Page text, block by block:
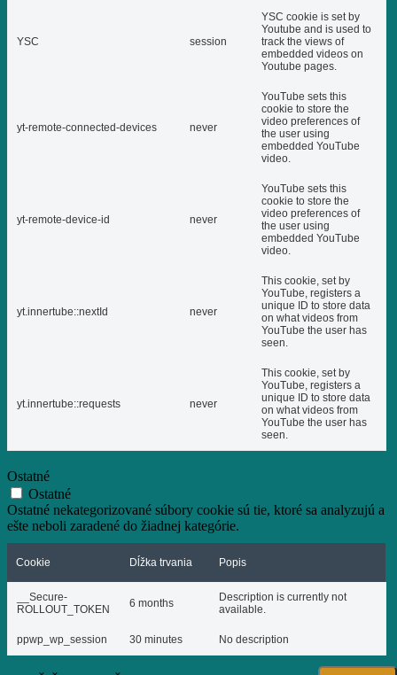
YSC session
YSC cookie is set by
Youtube and is used to
track the views of
embedded videos on
Youtube pages.
yt-remote-connected-devices never
YouTube sets this
cookie to store the
video preferences of
the user using
embedded YouTube
video.
yt-remote-device-id never
YouTube sets this
cookie to store the
video preferences of
the user using
embedded YouTube
video.
yt.innertube::nextId never
This cookie, set by
YouTube, registers a
unique ID to store data
on what videos from
YouTube the user has
seen.
yt.innertube::requests never
This cookie, set by
YouTube, registers a
unique ID to store data
on what videos from
YouTube the user has
seen.
Ostatné
Ostatné
Ostatné nekategorizované súbory cookie sú tie, ktoré sa analyzujú a
ešte neboli zaradené do žiadnej kategórie.
Cookie Dĺžka trvania Popis
__Secure-
ROLLOUT_TOKEN
6 months
Description is currently not
available.
ppwp_wp_session 30 minutes No description